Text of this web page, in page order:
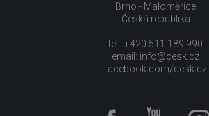
Brno - Maloměřice
Česká republika
tel.: +420 511 189 990
email: info@cesk.cz
facebook.com/cesk.cz